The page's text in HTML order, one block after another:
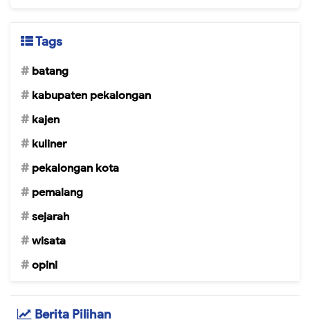
Tags
batang
kabupaten pekalongan
kajen
kuliner
pekalongan kota
pemalang
sejarah
wisata
opini
Berita Pilihan